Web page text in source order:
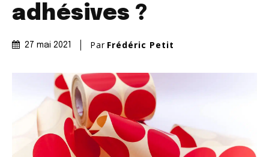
adhésives ?
27 mai 2021 Par Frédéric Petit